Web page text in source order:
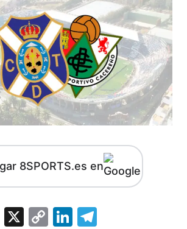
8SPORTS.es en
WhatsApp
X
CopyLinkedIn